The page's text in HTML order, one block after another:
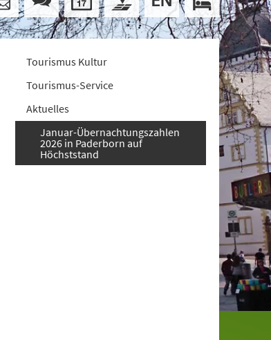
Tourismus Kultur
Tourismus-Service
Aktuelles
Januar-Übernachtungszahlen
2026 in Paderborn auf
Höchststand